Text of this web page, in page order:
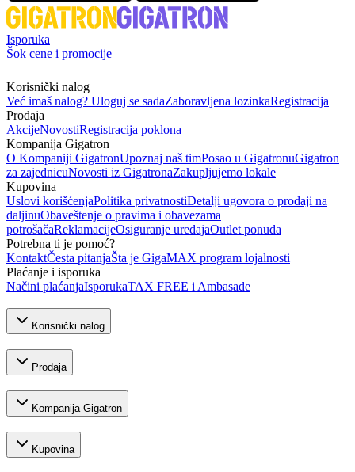
Isporuka
Šok cene i promocije
Korisnički nalog
Već imaš nalog? Uloguj se sadaZaboravljena lozinkaRegistracija
Prodaja
AkcijeNovostiRegistracija poklona
Kompanija Gigatron
O Kompaniji GigatronUpoznaj naš timPosao u GigatronuGigatron
za zajednicuNovosti iz GigatronaZakupljujemo lokale
Kupovina
Uslovi korišćenjaPolitika privatnostiDetalji ugovora o prodaji na
daljinuObaveštenje o pravima i obavezama
potrošačaReklamacijeOsiguranje uređajaOutlet ponuda
Potrebna ti je pomoć?
KontaktČesta pitanjaŠta je GigaMAX program lojalnosti
Plaćanje i isporuka
Načini plaćanjaIsporukaTAX FREE i Ambasade
Korisnički nalog
Prodaja
Kompanija Gigatron
Kupovina